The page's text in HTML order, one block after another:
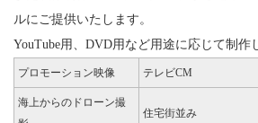
ルにご提供いたします。
YouTube用、DVD用など用途に応じて制作
プロモーション映像 テレビCM
海上からのドローン撮
住宅街並み